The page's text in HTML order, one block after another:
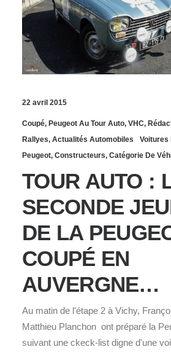
22 avril 2015
Coupé, Peugeot Au Tour Auto, VHC,
Rallyes, Actualités Automobiles Voitures
Peugeot, Constructeurs, Catégorie De
TOUR AUTO :
SECONDE
DE LA
COUPÉ EN
AUVERGNE…
Au matin de l'étape 2 à Vichy,
Matthieu Planchon ont préparé la
suivant une ckeck-list digne d'une